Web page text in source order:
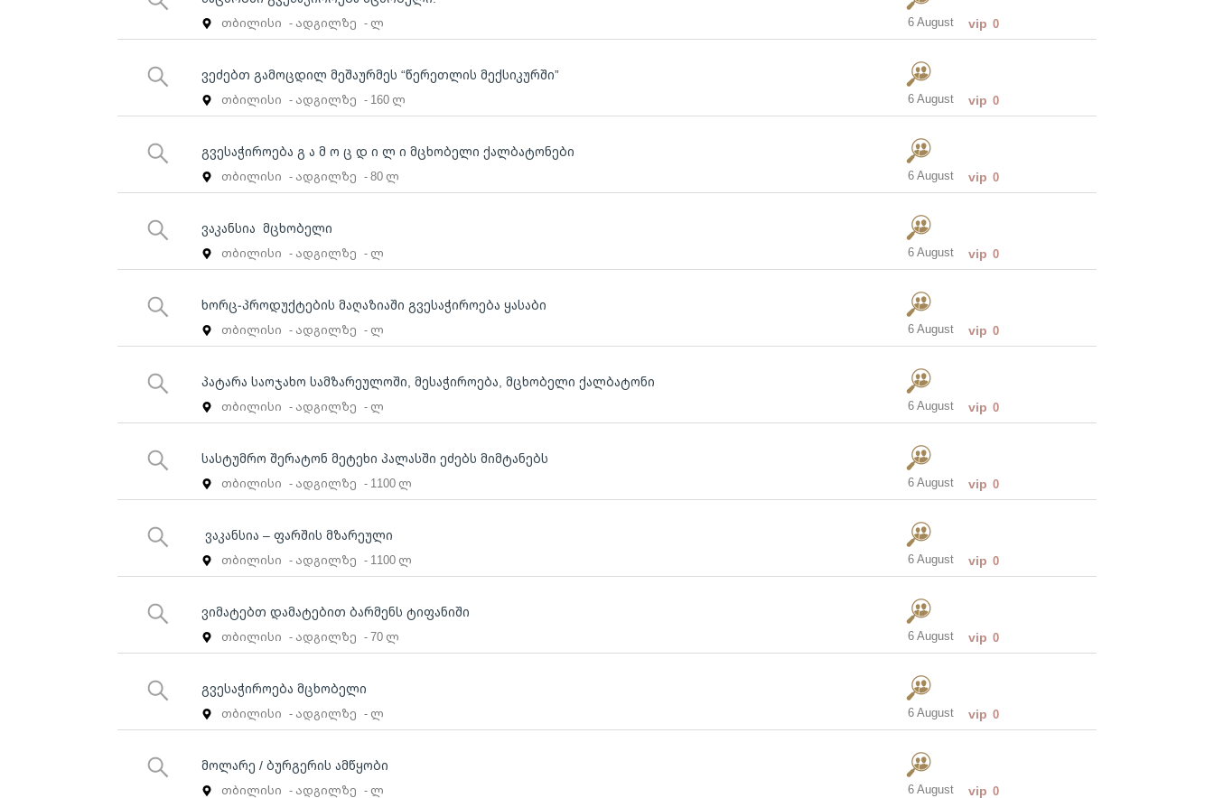
თბილისი - ადგილზე - ლ 6 August vip 0
ვეძებთ გამოცდილ მეშაურმეს “წერეთლის მექსიკურში”
თბილისი - ადგილზე - 160 ლ 6 August vip 0
გვესაჭიროება გ ა მ ო ც დ ი ლ ი მცხობელი ქალბატონები
თბილისი - ადგილზე - 80 ლ 6 August vip 0
ვაკანსია მცხობელი
თბილისი - ადგილზე - ლ 6 August vip 0
ხორც-პროდუქტების მაღაზიაში გვესაჭიროება ყასაბი
თბილისი - ადგილზე - ლ 6 August vip 0
პატარა საოჯახო სამზარეულოში, მესაჭიროება, მცხობელი ქალბატონი
თბილისი - ადგილზე - ლ 6 August vip 0
სასტუმრო შერატონ მეტეხი პალასში ეძებს მიმტანებს
თბილისი - ადგილზე - 1100 ლ 6 August vip 0
ვაკანსია – ფარშის მზარეული
თბილისი - ადგილზე - 1100 ლ 6 August vip 0
ვიმატებთ დამატებით ბარმენს ტიფანიში
თბილისი - ადგილზე - 70 ლ 6 August vip 0
გვესაჭიროება მცხობელი
თბილისი - ადგილზე - ლ 6 August vip 0
მოლარე / ბურგერის ამწყობი
თბილისი - ადგილზე - ლ 6 August vip 0